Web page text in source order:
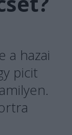
a hazai
picit